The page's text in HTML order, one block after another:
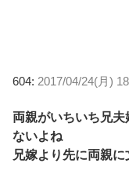
604: 2017/04/24(月)
両親がいちいち兄
ないよね
兄嫁より先に両親